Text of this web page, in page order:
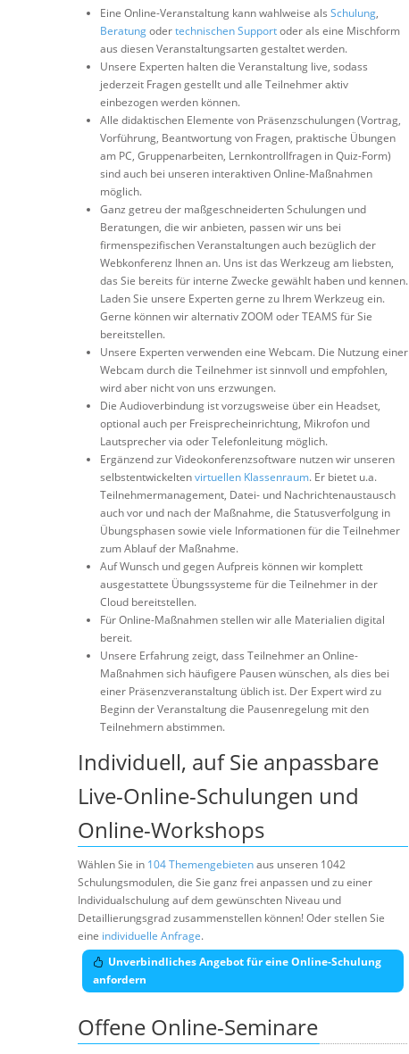
Eine Online-Veranstaltung kann wahlweise als Schulung,
Beratungodertechnischen Supportoder als eine Mischform
aus diesen Veranstaltungsarten gestaltet werden.
Unsere Experten halten die Veranstaltung live, sodass
jederzeit Fragen gestellt und alle Teilnehmer aktiv
einbezogen werden können.
Alle didaktischen Elemente von Präsenzschulungen (Vortrag,
Vorführung, Beantwortung von Fragen, praktische Übungen
am PC, Gruppenarbeiten, Lernkontrollfragen in Quiz-Form)
sind auch bei unseren interaktiven Online-Maßnahmen
möglich.
Ganz getreu der maßgeschneiderten Schulungen und
Beratungen, die wir anbieten, passen wir uns bei
firmenspezifischen Veranstaltungen auch bezüglich der
Webkonferenz Ihnen an. Uns ist das Werkzeug am liebsten,
das Sie bereits für interne Zwecke gewählt haben und kennen.
Laden Sie unsere Experten gerne zu Ihrem Werkzeug ein.
Gerne können wir alternativ ZOOM oder TEAMS für Sie
bereitstellen.
Unsere Experten verwenden eine Webcam. Die Nutzung einer
Webcam durch die Teilnehmer ist sinnvoll und empfohlen,
wird aber nicht von uns erzwungen.
Die Audioverbindung ist vorzugsweise über ein Headset,
optional auch per Freisprecheinrichtung, Mikrofon und
Lautsprecher via oder Telefonleitung möglich.
Ergänzend zur Videokonferenzsoftware nutzen wir unseren
selbstentwickeltenvirtuellen Klassenraum. Er bietet u.a.
Teilnehmermanagement, Datei- und Nachrichtenaustausch
auch vor und nach der Maßnahme, die Statusverfolgung in
Übungsphasen sowie viele Informationen für die Teilnehmer
zum Ablauf der Maßnahme.
Auf Wunsch und gegen Aufpreis können wir komplett
ausgestattete Übungssysteme für die Teilnehmer in der
Cloud bereitstellen.
Für Online-Maßnahmen stellen wir alle Materialien digital
bereit.
Unsere Erfahrung zeigt, dass Teilnehmer an Online-
Maßnahmen sich häufigere Pausen wünschen, als dies bei
einer Präsenzveranstaltung üblich ist. Der Expert wird zu
Beginn der Veranstaltung die Pausenregelung mit den
Teilnehmern abstimmen.
Individuell, auf Sie anpassbare
Live-Online-Schulungen und
Online-Workshops
Wählen Sie in 104 Themengebietenaus unseren 1042
Schulungsmodulen, die Sie ganz frei anpassen und zu einer
Individualschulung auf dem gewünschten Niveau und
Detaillierungsgrad zusammenstellen können! Oder stellen Sie
eine individuelle Anfrage.
Unverbindliches Angebot für eine Online-Schulung
anfordern
Offene Online-Seminare